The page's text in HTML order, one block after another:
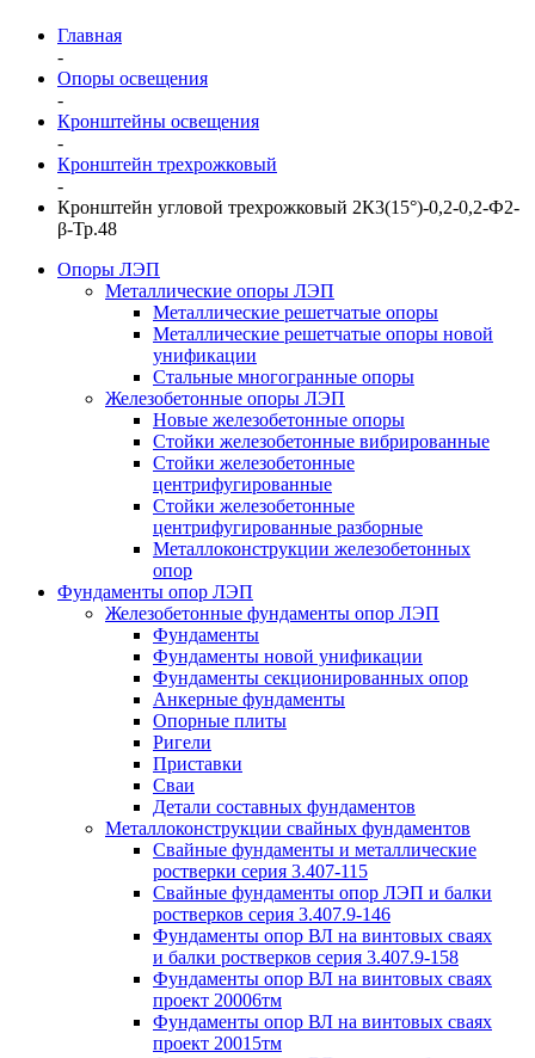
Главная
-
Опоры освещения
-
Кронштейны освещения
-
Кронштейн трехрожковый
-
Кронштейн угловой трехрожковый 2К3(15°)-0,2-0,2-Ф2-
β-Тр.48
Опоры ЛЭП
Металлические опоры ЛЭП
Металлические решетчатые опоры
Металлические решетчатые опоры новой
унификации
Стальные многогранные опоры
Железобетонные опоры ЛЭП
Новые железобетонные опоры
Стойки железобетонные вибрированные
Стойки железобетонные
центрифугированные
Стойки железобетонные
центрифугированные разборные
Металлоконструкции железобетонных
опор
Фундаменты опор ЛЭП
Железобетонные фундаменты опор ЛЭП
Фундаменты
Фундаменты новой унификации
Фундаменты секционированных опор
Анкерные фундаменты
Опорные плиты
Ригели
Приставки
Сваи
Детали составных фундаментов
Металлоконструкции свайных фундаментов
Свайные фундаменты и металлические
ростверки серия 3.407-115
Свайные фундаменты опор ЛЭП и балки
ростверков серия 3.407.9-146
Фундаменты опор ВЛ на винтовых сваях
и балки ростверков серия 3.407.9-158
Фундаменты опор ВЛ на винтовых сваях
проект 20006тм
Фундаменты опор ВЛ на винтовых сваях
проект 20015тм